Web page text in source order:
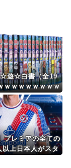
☆遊☆白書（全19
ｗｗｗｗｗｗｗ
ｗｗｗｗｗ
プレミアの全ての
以上日本人がスタ